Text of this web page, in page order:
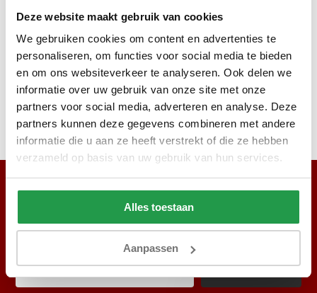
Deze website maakt gebruik van cookies
We gebruiken cookies om content en advertenties te
personaliseren, om functies voor social media te bieden
en om ons websiteverkeer te analyseren. Ook delen we
informatie over uw gebruik van onze site met onze
partners voor social media, adverteren en analyse. Deze
partners kunnen deze gegevens combineren met andere
informatie die u aan ze heeft verstrekt of die ze hebben
verzameld op basis van uw gebruik van hun services.
Alles toestaan
Aanpassen
Reviews
Delen